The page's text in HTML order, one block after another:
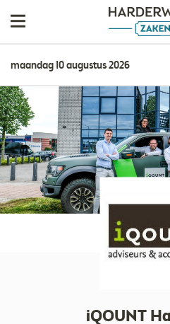
maandag 10 augustus 2026
iQOUNT